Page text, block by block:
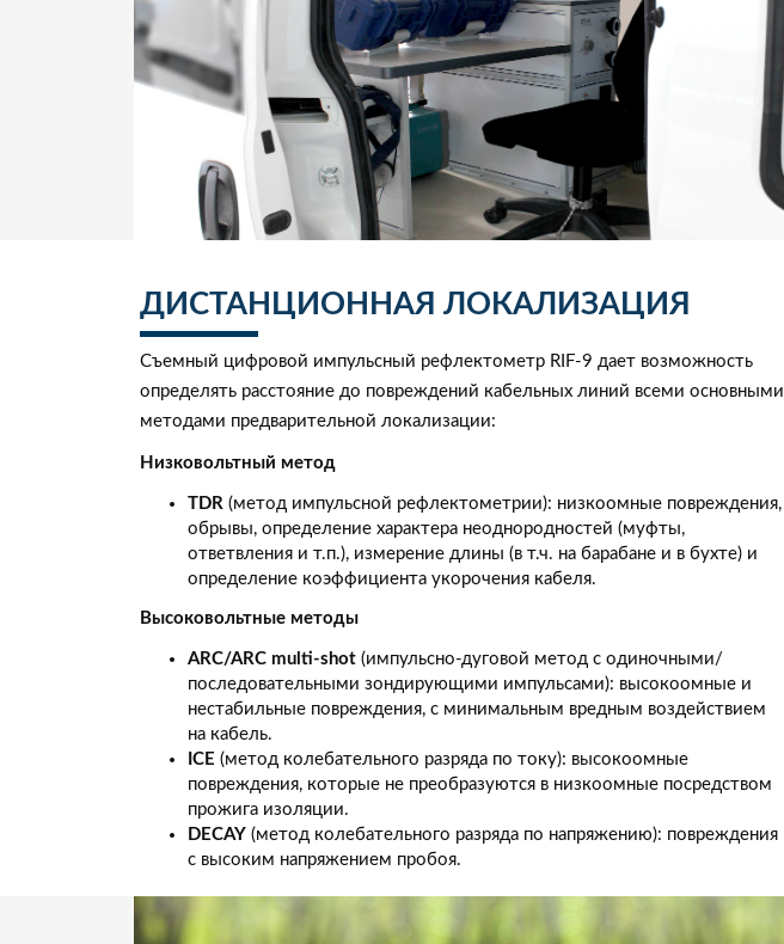
ДИСТАНЦИОННАЯ ЛОКАЛИЗАЦИЯ
Съемный цифровой импульсный рефлектометр RIF-9 дает возможность
определять расстояние до повреждений кабельных линий всеми основными
методами предварительной локализации:
Низковольтный метод
TDR (метод импульсной рефлектометрии): низкоомные повреждения,
обрывы, определение характера неоднородностей (муфты,
ответвления и т.п.), измерение длины (в т.ч. на барабане и в бухте) и
определение коэффициента укорочения кабеля.
Высоковольтные методы
ARC/ARC multi-shot (импульсно-дуговой метод с одиночными/
последовательными зондирующими импульсами): высокоомные и
нестабильные повреждения, с минимальным вредным воздействием
на кабель.
ICE (метод колебательного разряда по току): высокоомные
повреждения, которые не преобразуются в низкоомные посредством
прожига изоляции.
DECAY (метод колебательного разряда по напряжению): повреждения
с высоким напряжением пробоя.